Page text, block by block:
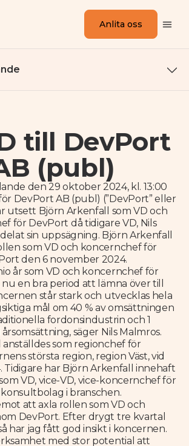
Anlita oss
till DevPort
(publ)
den 29 oktober 2024, kl. 13:00
DevPort AB (publ) (”DevPort” eller
utsett Björn Arkenfall som VD och
för DevPort då tidigare VD, Nils
sin uppsägning. Björn Arkenfall
som VD och koncernchef för
den 6 november 2024.
år som VD och koncernchef för
en bra period att lämna över till
står stark och utvecklas hela
mål om 40 % av omsättningen
fordonsindustrin och 1
säger Nils Malmros.
som regionchef för
största region, region Väst, vid
Tidigare har Björn Arkenfall innehaft
VD, vice-VD, vice-koncernchef för
i branschen.
att axla rollen som VD och
DevPort. Efter drygt tre kvartal
har jag fått god insikt i koncernen.
med stor potential att